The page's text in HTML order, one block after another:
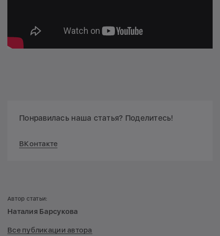
Понравилась наша статья? Поделитесь!
ВКонтакте
Автор статьи:
Наталия Барсукова
Все публикации автора